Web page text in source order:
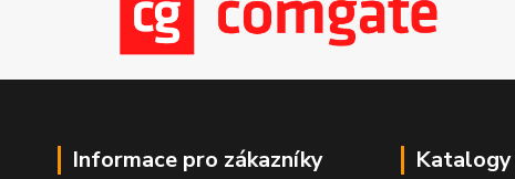
Informace pro zákazníky